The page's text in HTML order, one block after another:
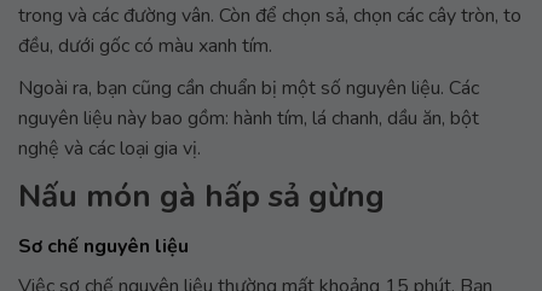
trong và các đường vân. Còn để chọn sả, chọn các cây tròn, to
đều, dưới gốc có màu xanh tím.
Ngoài ra, bạn cũng cần chuẩn bị một số nguyên liệu. Các
nguyên liệu này bao gồm: hành tím, lá chanh, dầu ăn, bột
nghệ và các loại gia vị.
Nấu món gà hấp sả gừng
Sơ chế nguyên liệu